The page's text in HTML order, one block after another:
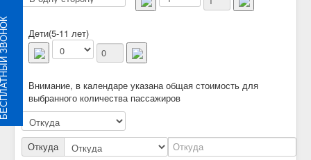
Дети(5-11 лет)
Внимание, в календаре указана общая стоимость для
выбранного количества пассажиров
Откуда